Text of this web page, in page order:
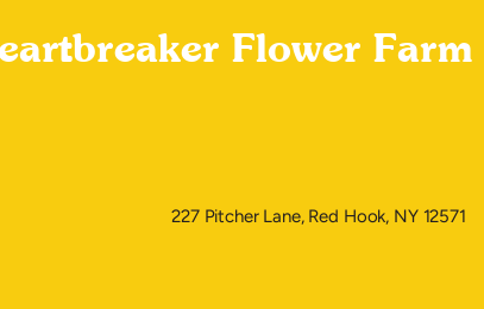
Flower Farm
227 Pitcher Lane, Red Hook, NY 12571